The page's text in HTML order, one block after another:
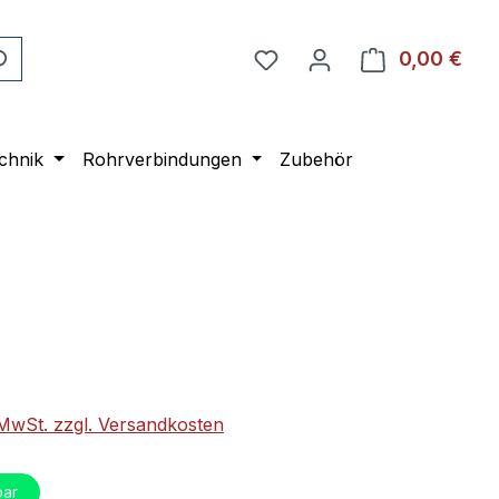
0,00 €
Rohrverbindungen Zubehör
zzgl. Versandkosten